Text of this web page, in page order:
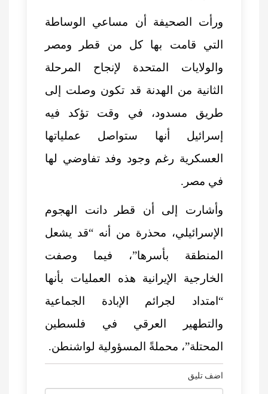
ورأت الصحيفة أن مساعي الوساطة
التي قامت بها كل من قطر ومصر
والولايات المتحدة لإنجاح المرحلة
الثانية من الهدنة قد تكون وصلت إلى
طريق مسدود، في وقت تؤكد فيه
إسرائيل أنها ستواصل عملياتها
العسكرية رغم وجود وفد تفاوضي لها
في مصر.
وأشارت إلى أن قطر دانت الهجوم
الإسرائيلي، محذرة من أنه “قد يشعل
المنطقة بأسرها”، فيما وصفت
الخارجية الإيرانية هذه العمليات بأنها
“امتداد لجرائم الإبادة الجماعية
والتطهير العرقي في فلسطين
المحتلة”، محملةً المسؤولية لواشنطن.
اضف تليق